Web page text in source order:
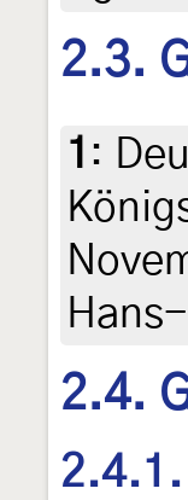
2.3.
1 :
2.4.
2.4.1.